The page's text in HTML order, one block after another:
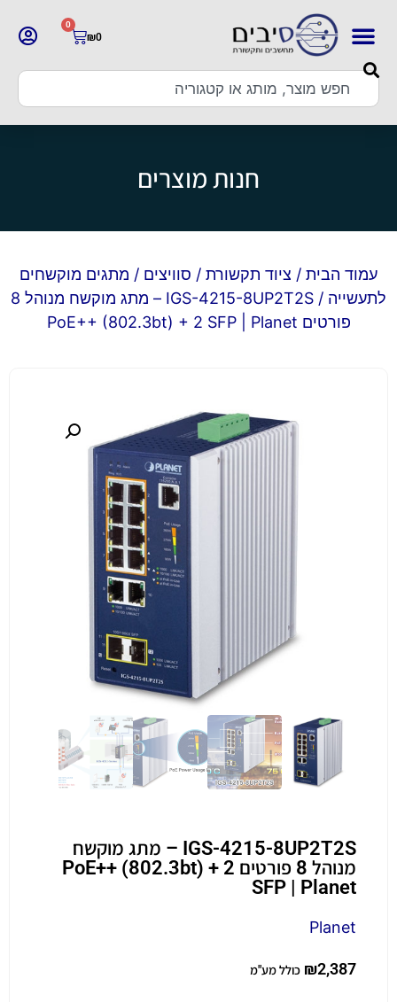
₪0
0
חנות מוצרים
עמוד הבית / ציוד תקשורת / סוויצים / מתגים מוקשחים
לתעשייה
/ IGS-4215-8UP2T2S – מתג מוקשח מנוהל 8
פורטים PoE++ (802.3bt) + 2 SFP | Planet
IGS-4215-8UP2T2S – מתג מוקשח
מנוהל 8 פורטים PoE++ (802.3bt) + 2
SFP | Planet
Planet
₪2,387 כולל מע"מ